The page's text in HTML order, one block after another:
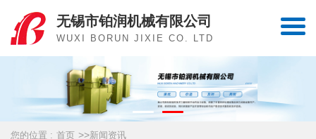
无锡市铂润机械有限公司
WUXI BORUN JIXIE CO. LTD
您的位置 : 首页 >>新闻资讯